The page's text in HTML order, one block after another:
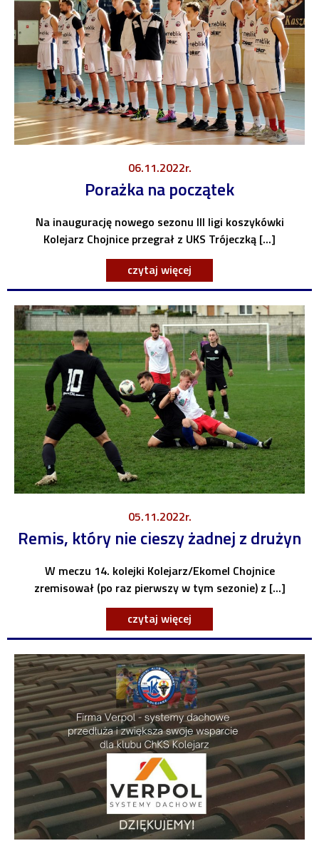
06.11.2022r.
Porażka na początek
Na inaugurację nowego sezonu III ligi koszykówki
Kolejarz Chojnice przegrał z UKS Trójeczką [...]
czytaj więcej
05.11.2022r.
Remis, który nie cieszy żadnej z drużyn
W meczu 14. kolejki Kolejarz/Ekomel Chojnice
zremisował (po raz pierwszy w tym sezonie) z [...]
czytaj więcej